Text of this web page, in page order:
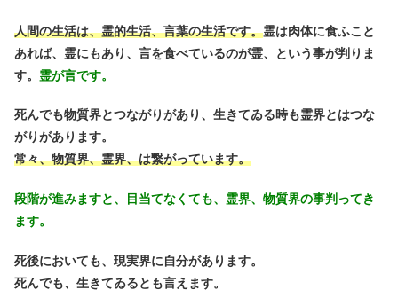
人間の生活は、霊的生活、言葉の生活です。霊は肉体に食ふこと
あれば、霊にもあり、言を食べているのが霊、という事が判りま
す。 霊が言です。
死んでも物質界とつながりがあり、生きてゐる時も霊界とはつな
がりがあります。
常々、物質界、霊界、は繋がっています。
段階が進みますと、目当てなくても、霊界、物質界の事判ってき
ます。
死後においても、現実界に自分があります。
死んでも、生きてゐるとも言えます。